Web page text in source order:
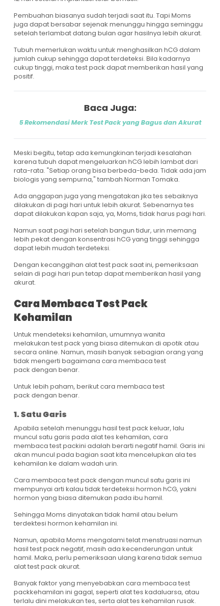
Pembuahan biasanya sudah terjadi saat itu. Tapi Moms
juga dapat bersabar sejenak menunggu hingga seminggu
setelah terlambat datang bulan agar hasilnya lebih akurat.
Tubuh memerlukan waktu untuk menghasilkan hCG dalam
jumlah cukup sehingga dapat terdeteksi. Bila kadarnya
cukup tinggi, maka test pack dapat memberikan hasil yang
positif.
Baca Juga:
5 Rekomendasi Merk Test Pack yang Bagus dan Akurat
Meski begitu, tetap ada kemungkinan terjadi kesalahan
karena tubuh dapat mengeluarkan hCG lebih lambat dari
rata-rata. "Setiap orang bisa berbeda-beda. Tidak ada jam
biologis yang sempurna," tambah Norman Tomaka.
Ada anggapan juga yang mengatakan jika tes sebaiknya
dilakukan di pagi hari untuk lebih akurat. Sebenarnya tes
dapat dilakukan kapan saja, ya, Moms, tidak harus pagi hari.
Namun saat pagi hari setelah bangun tidur, urin memang
lebih pekat dengan konsentrasi hCG yang tinggi sehingga
dapat lebih mudah terdeteksi.
Dengan kecanggihan alat test pack saat ini, pemeriksaan
selain di pagi hari pun tetap dapat memberikan hasil yang
akurat.
Cara Membaca Test Pack
Kehamilan
Untuk mendeteksi kehamilan, umumnya wanita
melakukan test pack yang biasa ditemukan di apotik atau
secara online. Namun, masih banyak sebagian orang yang
tidak mengerti bagaimana cara membaca test
pack dengan benar.
Untuk lebih paham, berikut cara membaca test
pack dengan benar.
1. Satu Garis
Apabila setelah menunggu hasil test pack keluar, lalu
muncul satu garis pada alat tes kehamilan, cara
membaca test packini adalah berarti negatif hamil. Garis ini
akan muncul pada bagian saat kita mencelupkan ala tes
kehamilan ke dalam wadah urin.
Cara membaca test pack dengan muncul satu garis ini
mempunyai arti kalau tidak terdeteksi hormon hCG, yakni
hormon yang biasa ditemukan pada ibu hamil.
Sehingga Moms dinyatakan tidak hamil atau belum
terdektesi hormon kehamilan ini.
Namun, apabila Moms mengalami telat menstruasi namun
hasil test pack negatif, masih ada kecenderungan untuk
hamil. Maka, perlu pemeriksaan ulang karena tidak semua
alat test pack akurat.
Banyak faktor yang menyebabkan cara membaca test
packkehamilan ini gagal, seperti alat tes kadaluarsa, atau
terlalu dini melakukan tes, serta alat tes kehamilan rusak.